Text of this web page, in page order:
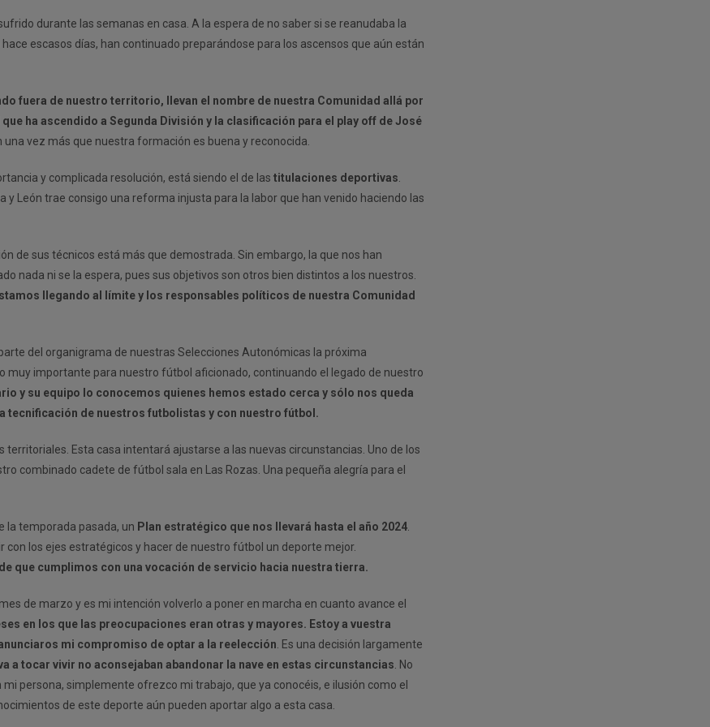
durante las semanas en casa. A la espera de no saber si se reanudaba la
escasos días, han continuado preparándose para los ascensos que aún están
fuera de nuestro territorio, llevan el nombre de nuestra Comunidad allá por
ha ascendido a Segunda División y la clasificación para el play off de José
vez más que nuestra formación es buena y reconocida.
y complicada resolución, está siendo el de las titulaciones deportivas.
y León trae consigo una reforma injusta para la labor que han venido haciendo las
de sus técnicos está más que demostrada. Sin embargo, la que nos han
nada ni se la espera, pues sus objetivos son otros bien distintos a los nuestros.
llegando al límite y los responsables políticos de nuestra Comunidad
del organigrama de nuestras Selecciones Autonómicas la próxima
muy importante para nuestro fútbol aficionado, continuando el legado de nuestro
y su equipo lo conocemos quienes hemos estado cerca y sólo nos queda
de nuestros futbolistas y con nuestro fútbol.
Esta casa intentará ajustarse a las nuevas circunstancias. Uno de los
combinado cadete de fútbol sala en Las Rozas. Una pequeña alegría para el
la temporada pasada, un Plan estratégico que nos llevará hasta el año 2024.
con los ejes estratégicos y hacer de nuestro fútbol un deporte mejor.
que cumplimos con una vocación de servicio hacia nuestra tierra.
de marzo y es mi intención volverlo a poner en marcha en cuanto avance el
en los que las preocupaciones eran otras y mayores. Estoy a vuestra
mi compromiso de optar a la reelección. Es una decisión largamente
a tocar vivir no aconsejaban abandonar la nave en estas circunstancias. No
persona, simplemente ofrezco mi trabajo, que ya conocéis, e ilusión como el
de este deporte aún pueden aportar algo a esta casa.